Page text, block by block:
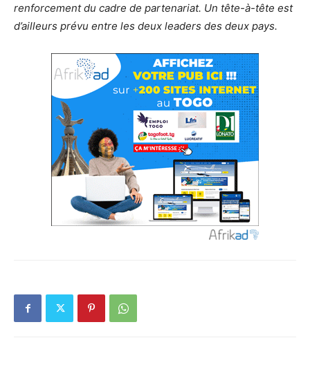
renforcement du cadre de partenariat. Un tête-à-tête est
d’ailleurs prévu entre les deux leaders des deux pays.